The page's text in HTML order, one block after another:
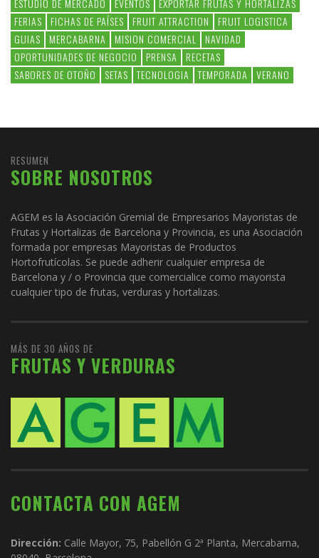
ESTUDIO DE MERCADO
EVENTOS
EXPORTAR FRUTAS Y HORTALIZAS
FERIAS
FICHAS DE PAÍSES FRUIT ATTRACTION
FRUIT LOGISTICA
GUIAS
MERCABARNA MISION COMERCIAL
NAVIDAD
OPORTUNIDADES DE NEGOCIO
PRENSA
RECETAS
SABORES DE OTOÑO
SETAS TECNOLOGIA TEMPORADA VERANO
RESUMEN
SOBRE NOSOTROS
AGEM es la Asociación Gremial de Empresarios Mayoristas de
Frutas y Hortalizas de Barcelona y Provincia, es una Asociación
formada por empresas Mayoristas de Productos
Hortofrutícolas. Se puede adherir cualquier empresa de
Barcelona y / o Provincia que comercialice como mayorista
cualquier tipo de frutas, verduras y hortalizas.
MÁS DE 30 AÑOS DE
FRUTAS Y VERDURAS
CONTACTA CON AGEM
Dirección: Calle Mayor, 75, Pabellón G 2ª Planta, Mercabarna,